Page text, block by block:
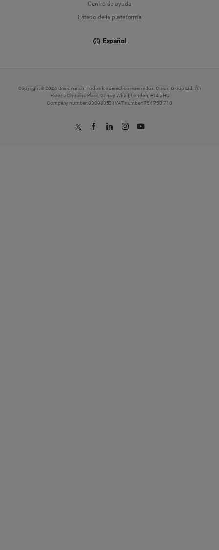
Centro de ayuda
Estado de la plataforma
Español
Copyright © 2026 Brandwatch. Todos los derechos reservados. Cision Group Ltd, 7th
Floor, 5 Churchill Place, Canary Wharf, London, E14 5HU
Company number: 03898053 | VAT number: 754 750 710